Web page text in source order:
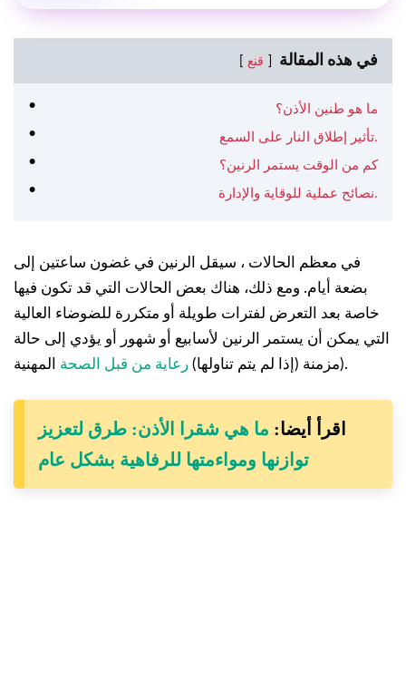
في هذه المقالة قنع
ما هو طنين الأذن؟
تأثير إطلاق النار على السمع.
كم من الوقت يستمر الرنين؟
نصائح عملية للوقاية والإدارة.
في معظم الحالات ، سيقل الرنين في غضون ساعتين إلى
بضعة أيام. ومع ذلك، هناك بعض الحالات التي قد تكون فيها
خاصة بعد التعرض لفترات طويلة أو متكررة للضوضاء العالية
التي يمكن أن يستمر الرنين لأسابيع أو شهور أو يؤدي إلى حالة
مزمنة (إذا لم يتم تناولها) رعاية من قبل الصحة المهنية).
اقرأ أيضا: ما هي شقرا الأذن: طرق لتعزيز
توازنها ومواءمتها للرفاهية بشكل عام